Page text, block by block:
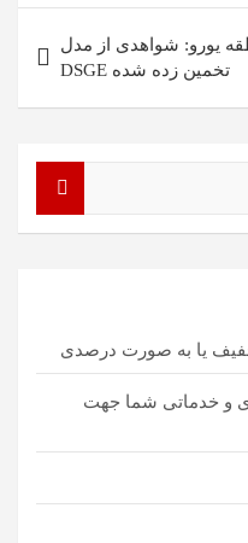
یورو: شواهدی از مدل
تخمین زده شده DSGE
یا به صورت درصدی
و خدماتی شما جهت